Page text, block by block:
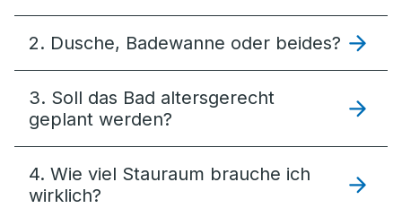
2. Dusche, Badewanne oder beides?
3. Soll das Bad altersgerecht
geplant werden?
4. Wie viel Stauraum brauche ich
wirklich?